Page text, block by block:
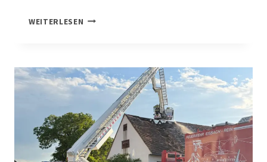
N
WEITERLESEN 3
5
.
2
6
,
T